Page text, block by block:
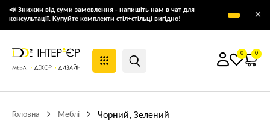
📣 Знижки від суми замовлення - напишіть нам в чат для
консультації. Купуйте комплекти стіл+стільці вигідно!
×
0 0
Головна Меблі Чорний, Зелений